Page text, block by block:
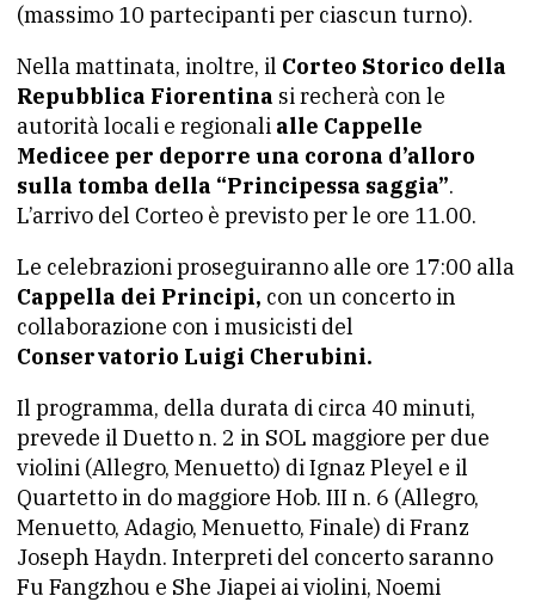
(massimo 10 partecipanti per ciascun turno).
Nella mattinata, inoltre, il Corteo Storico della
Repubblica Fiorentina si recherà con le
autorità locali e regionali alle Cappelle
Medicee per deporre una corona d’alloro
sulla tomba della “Principessa saggia”.
L’arrivo del Corteo è previsto per le ore 11.00.
Le celebrazioni proseguiranno alle ore 17:00 alla
Cappella dei Principi, con un concerto in
collaborazione con i musicisti del
Conservatorio Luigi Cherubini.
Il programma, della durata di circa 40 minuti,
prevede il Duetto n. 2 in SOL maggiore per due
violini (Allegro, Menuetto) di Ignaz Pleyel e il
Quartetto in do maggiore Hob. III n. 6 (Allegro,
Menuetto, Adagio, Menuetto, Finale) di Franz
Joseph Haydn. Interpreti del concerto saranno
Fu Fangzhou e She Jiapei ai violini, Noemi